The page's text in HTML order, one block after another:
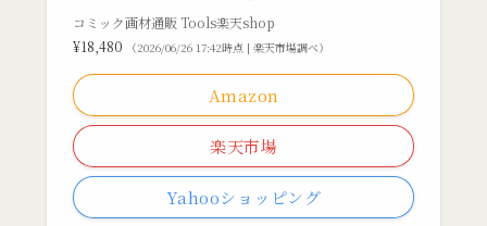
コミック画材通販 Tools楽天shop
¥18,480
（2026/06/26 17:42時点 | 楽天市場調べ）
Amazon
楽天市場
Yahooショッピング